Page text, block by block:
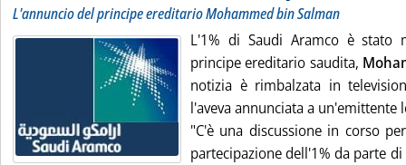
L'annuncio del principe ereditario Mohammed bin Salman
L'1% di Saudi Aramco è stato
principe ereditario saudita,
notizia è rimbalzata in
l'aveva annunciata a un'emittente
"C'è una discussione in corso
partecipazione dell'1% da parte